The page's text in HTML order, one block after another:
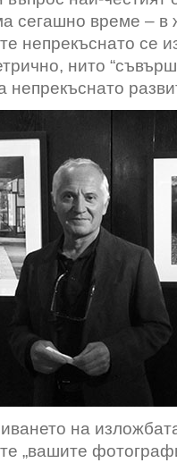
сегашно време – в
непрекъснато се
нито
непрекъснато
на
„вашите